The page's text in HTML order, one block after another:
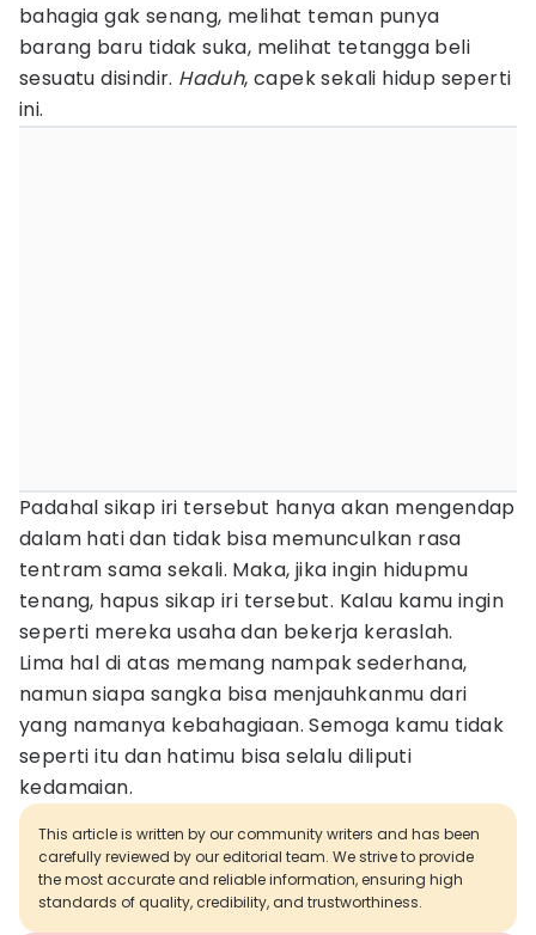
bahagia gak senang, melihat teman punya
barang baru tidak suka, melihat tetangga beli
sesuatu disindir. Haduh, capek sekali hidup seperti
ini.
Padahal sikap iri tersebut hanya akan mengendap
dalam hati dan tidak bisa memunculkan rasa
tentram sama sekali. Maka, jika ingin hidupmu
tenang, hapus sikap iri tersebut. Kalau kamu ingin
seperti mereka usaha dan bekerja keraslah.
Lima hal di atas memang nampak sederhana,
namun siapa sangka bisa menjauhkanmu dari
yang namanya kebahagiaan. Semoga kamu tidak
seperti itu dan hatimu bisa selalu diliputi
kedamaian.
This article is written by our community writers and has been
carefully reviewed by our editorial team. We strive to provide
the most accurate and reliable information, ensuring high
standards of quality, credibility, and trustworthiness.